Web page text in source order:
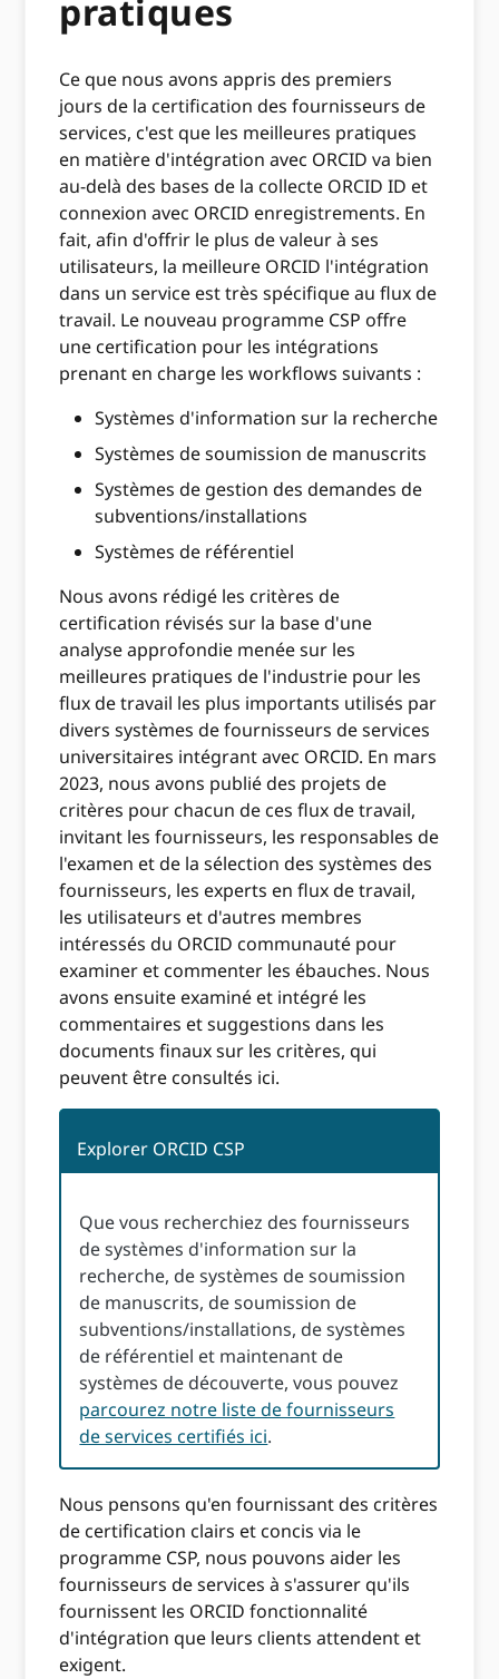
pratiques
Ce que nous avons appris des premiers
jours de la certification des fournisseurs de
services, c'est que les meilleures pratiques
en matière d'intégration avec ORCID va bien
au-delà des bases de la collecte ORCID ID et
connexion avec ORCID enregistrements. En
fait, afin d'offrir le plus de valeur à ses
utilisateurs, la meilleure ORCID l'intégration
dans un service est très spécifique au flux de
travail. Le nouveau programme CSP offre
une certification pour les intégrations
prenant en charge les workflows suivants :
Systèmes d'information sur la recherche
Systèmes de soumission de manuscrits
Systèmes de gestion des demandes de
subventions/installations
Systèmes de référentiel
Nous avons rédigé les critères de
certification révisés sur la base d'une
analyse approfondie menée sur les
meilleures pratiques de l'industrie pour les
flux de travail les plus importants utilisés par
divers systèmes de fournisseurs de services
universitaires intégrant avec ORCID. En mars
2023, nous avons publié des projets de
critères pour chacun de ces flux de travail,
invitant les fournisseurs, les responsables de
l'examen et de la sélection des systèmes des
fournisseurs, les experts en flux de travail,
les utilisateurs et d'autres membres
intéressés du ORCID communauté pour
examiner et commenter les ébauches. Nous
avons ensuite examiné et intégré les
commentaires et suggestions dans les
documents finaux sur les critères, qui
peuvent être consultés ici.
Explorer ORCID CSP
Que vous recherchiez des fournisseurs
de systèmes d'information sur la
recherche, de systèmes de soumission
de manuscrits, de soumission de
subventions/installations, de systèmes
de référentiel et maintenant de
systèmes de découverte, vous pouvez
parcourez notre liste de fournisseurs
de services certifiés ici.
Nous pensons qu'en fournissant des critères
de certification clairs et concis via le
programme CSP, nous pouvons aider les
fournisseurs de services à s'assurer qu'ils
fournissent les ORCID fonctionnalité
d'intégration que leurs clients attendent et
exigent.